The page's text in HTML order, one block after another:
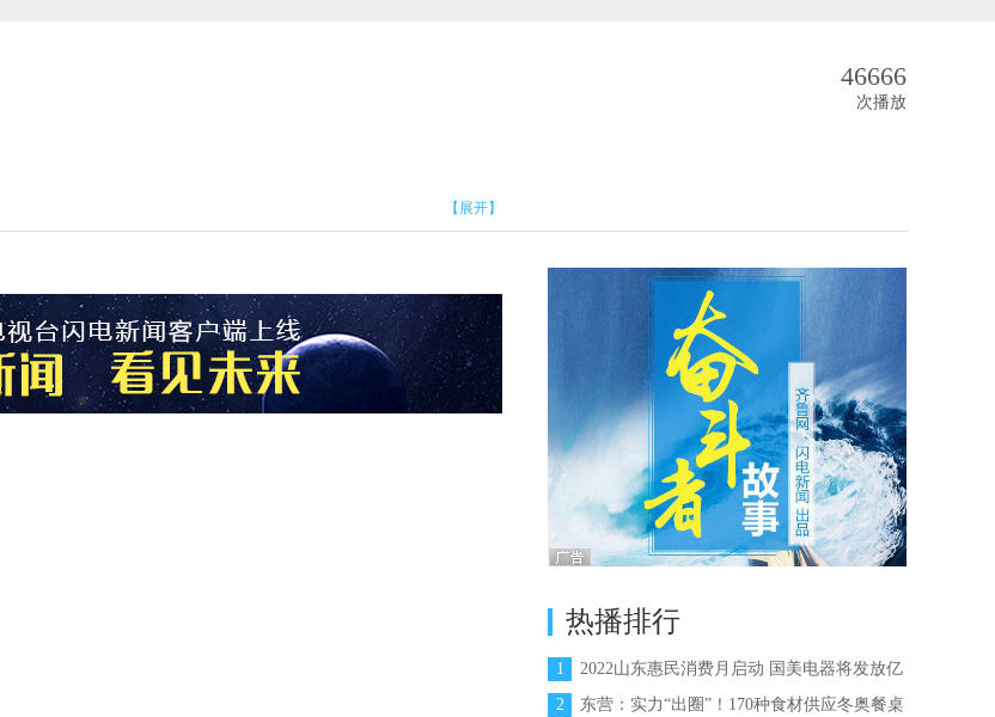
【展开】
46666
次播放
热播排行
1
2022山东惠民消费月启动 国美电器将发放亿
元消费补贴券
2
东营：实力“出圈”！170种食材供应冬奥餐桌